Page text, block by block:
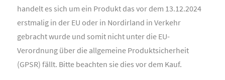
handelt es sich um ein Produkt das vor dem 13.12.2024
erstmalig in der EU oder in Nordirland in Verkehr
gebracht wurde und somit nicht unter die EU-
Verordnung über die allgemeine Produktsicherheit
(GPSR) fällt. Bitte beachten sie dies vor dem Kauf.